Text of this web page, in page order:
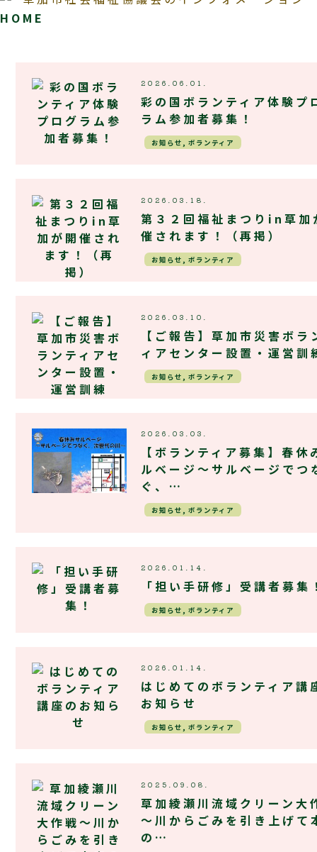
HOME
2026.06.01.
彩の国ボランティア体験プ
ラム参加者募集！
お知らせ, ボランティア
2026.03.18.
第３２回福祉まつりin草加
催されます！（再掲）
お知らせ, ボランティア
2026.03.10.
【ご報告】草加市災害ボラ
ィアセンター設置・運営訓
お知らせ, ボランティア
2026.03.03.
【ボランティア募集】春休
ルベージ～サルベージでつ
ぐ、…
お知らせ, ボランティア
2026.01.14.
「担い手研修」受講者募集
お知らせ, ボランティア
2026.01.14.
はじめてのボランティア講
お知らせ
お知らせ, ボランティア
2025.09.08.
草加綾瀬川流域クリーン大
～川からごみを引き上げて
の…